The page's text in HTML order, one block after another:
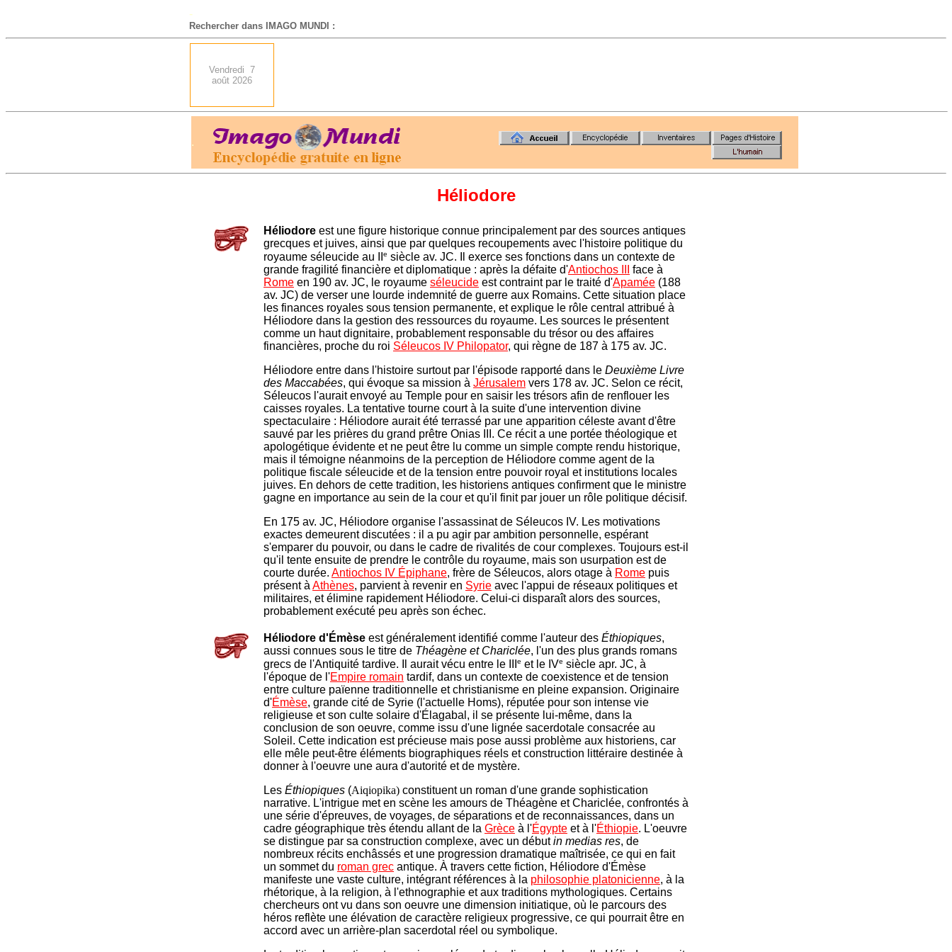
-
Rechercher dans IMAGO MUNDI :
Vendredi 7
août 2026
.
Héliodore
Héliodore est une figure historique connue principalement par des sources antiques
grecques et juives, ainsi que par quelques recoupements avec l'histoire politique du
royaume séleucide au II
e siècle av. JC. Il exerce ses fonctions dans un contexte de
grande fragilité financière et diplomatique : après la défaite d'Antiochos III
face à
Rome en 190 av. JC, le royaume séleucide est contraint par le traité d'Apamée (188
av. JC) de verser une lourde indemnité de guerre aux Romains. Cette situation place
les finances royales sous tension permanente, et explique le rôle central attribué à
Héliodore dans la gestion des ressources du royaume. Les sources le présentent
comme un haut dignitaire, probablement responsable du trésor ou des affaires
financières, proche du roi Séleucos IV Philopator, qui règne de 187 à 175 av. JC.
Héliodore entre dans l'histoire surtout par l'épisode rapporté dans le Deuxième Livre
des Maccabées, qui évoque sa mission à Jérusalem vers 178 av. JC. Selon ce récit,
Séleucos l'aurait envoyé au Temple pour en saisir les trésors afin de renflouer les
caisses royales. La tentative tourne court à la suite d'une intervention divine
spectaculaire : Héliodore aurait été terrassé par une apparition céleste avant d'être
sauvé par les prières du grand prêtre Onias III. Ce récit a une portée théologique et
apologétique évidente et ne peut être lu comme un simple compte rendu historique,
mais il témoigne néanmoins de la perception de Héliodore comme agent de la
politique fiscale séleucide et de la tension entre pouvoir royal et institutions locales
juives. En dehors de cette tradition, les historiens antiques confirment que le ministre
gagne en importance au sein de la cour et qu'il finit par jouer un rôle politique décisif.
En 175 av. JC, Héliodore organise l'assassinat de Séleucos IV. Les motivations
exactes demeurent discutées : il a pu agir par ambition personnelle, espérant
s'emparer du pouvoir, ou dans le cadre de rivalités de cour complexes. Toujours est-il
qu'il tente ensuite de prendre le contrôle du royaume, mais son usurpation est de
courte durée. Antiochos IV Épiphane, frère de Séleucos, alors otage à Rome puis
présent àAthènes, parvient à revenir en Syrie avec l'appui de réseaux politiques et
militaires, et élimine rapidement Héliodore. Celui-ci disparaît alors des sources,
probablement exécuté peu après son échec.
Héliodore d'Émèse est généralement identifié comme l'auteur des Éthiopiques,
aussi connues sous le titre de Théagène et Chariclée, l'un des plus grands romans
grecs de l'Antiquité tardive. Il aurait vécu entre le III
e et le IVe siècle apr. JC, à
l'époque de l'Empire romain tardif, dans un contexte de coexistence et de tension
entre culture païenne traditionnelle et christianisme en pleine expansion. Originaire
d'Émèse, grande cité de Syrie (l'actuelle Homs), réputée pour son intense vie
religieuse et son culte solaire d'Élagabal, il se présente lui-même, dans la
conclusion de son oeuvre, comme issu d'une lignée sacerdotale consacrée au
Soleil. Cette indication est précieuse mais pose aussi problème aux historiens, car
elle mêle peut-être éléments biographiques réels et construction littéraire destinée à
donner à l'oeuvre une aura d'autorité et de mystère.
Les Éthiopiques (Aiqiopika) constituent un roman d'une grande sophistication
narrative. L'intrigue met en scène les amours de Théagène et Chariclée, confrontés à
une série d'épreuves, de voyages, de séparations et de reconnaissances, dans un
cadre géographique très étendu allant de la Grèce à l'Égypte et à l'Éthiopie. L'oeuvre
se distingue par sa construction complexe, avec un débutin medias res, de
nombreux récits enchâssés et une progression dramatique maîtrisée, ce qui en fait
un sommet du roman grec antique. À travers cette fiction, Héliodore d'Émèse
manifeste une vaste culture, intégrant références à la philosophie platonicienne, à la
rhétorique, à la religion, à l'ethnographie et aux traditions mythologiques. Certains
chercheurs ont vu dans son oeuvre une dimension initiatique, où le parcours des
héros reflète une élévation de caractère religieux progressive, ce qui pourrait être en
accord avec un arrière-plan sacerdotal réel ou symbolique.